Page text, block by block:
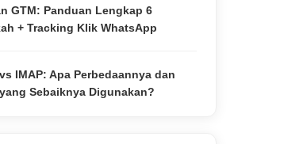
GTM: Panduan Lengkap 6
+ Tracking Klik WhatsApp
IMAP: Apa Perbedaannya dan
Sebaiknya Digunakan?